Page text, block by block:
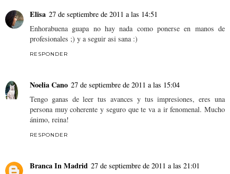
Elisa 27 de septiembre de 2011 a las 14:51
Enhorabuena guapa no hay nada como ponerse en manos de
profesionales ;) y a seguir asi sana :)
RESPONDER
Noelia Cano 27 de septiembre de 2011 a las 15:04
Tengo ganas de leer tus avances y tus impresiones, eres una
persona muy coherente y seguro que te va a ir fenomenal. Mucho
ánimo, reina!
RESPONDER
Branca In Madrid 27 de septiembre de 2011 a las 21:01